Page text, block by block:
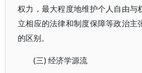
权力，最大程度地维护个人自由与
立相应的法律和制度保障等政治主
的区别。
(三) 经济学源流